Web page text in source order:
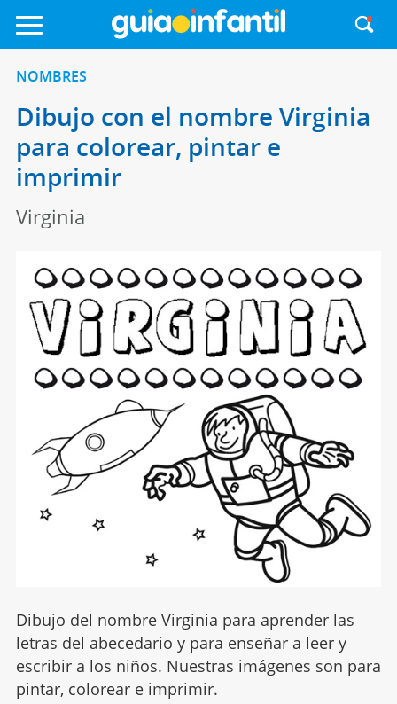
NOMBRES
Dibujo con el nombre Virginia
para colorear, pintar e
imprimir
Virginia
Dibujo del nombre Virginia para aprender las
letras del abecedario y para enseñar a leer y
escribir a los niños. Nuestras imágenes son para
pintar, colorear e imprimir.